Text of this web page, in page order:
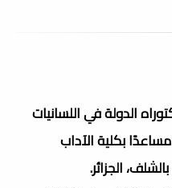
الدولة في اللسانيات
بكلية الآداب
الجزائر.